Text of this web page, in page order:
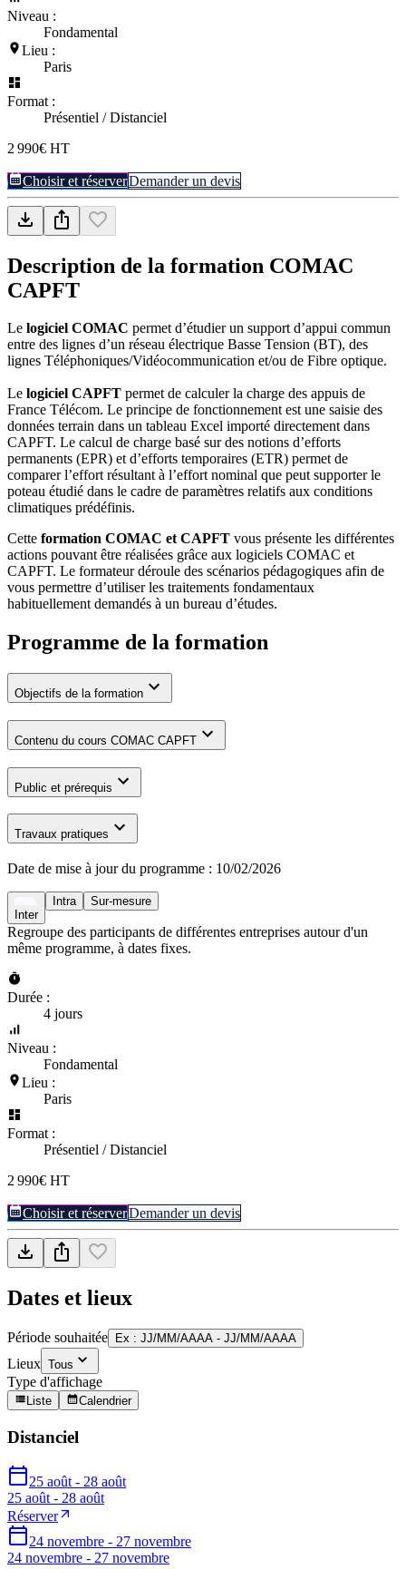
Niveau :
Fondamental
Lieu :
Paris
Format :
Présentiel / Distanciel
2 990€ HT
Choisir et réserverDemander un devis
Description de la formation COMAC
CAPFT
Le logiciel COMAC permet d’étudier un support d’appui commun
entre des lignes d’un réseau électrique Basse Tension (BT), des
lignes Téléphoniques/Vidéocommunication et/ou de Fibre optique.
Le logiciel CAPFT permet de calculer la charge des appuis de
France Télécom. Le principe de fonctionnement est une saisie des
données terrain dans un tableau Excel importé directement dans
CAPFT. Le calcul de charge basé sur des notions d’efforts
permanents (EPR) et d’efforts temporaires (ETR) permet de
comparer l’effort résultant à l’effort nominal que peut supporter le
poteau étudié dans le cadre de paramètres relatifs aux conditions
climatiques prédéfinis.
Cette formation COMAC et CAPFT vous présente les différentes
actions pouvant être réalisées grâce aux logiciels COMAC et
CAPFT. Le formateur déroule des scénarios pédagogiques afin de
vous permettre d’utiliser les traitements fondamentaux
habituellement demandés à un bureau d’études.
Programme de la formation
Objectifs de la formation
Contenu du cours COMAC CAPFT
Public et prérequis
Travaux pratiques
Date de mise à jour du programme : 10/02/2026
Inter
Intra Sur-mesure
Regroupe des participants de différentes entreprises autour d'un
même programme, à dates fixes.
Durée :
4 jours
Niveau :
Fondamental
Lieu :
Paris
Format :
Présentiel / Distanciel
2 990€ HT
Choisir et réserverDemander un devis
Dates et lieux
Période souhaitée Ex : JJ/MM/AAAA - JJ/MM/AAAA
Lieux Tous
Type d'affichage
Liste Calendrier
Distanciel
25 août - 28 août
25 août - 28 août
Réserver
24 novembre - 27 novembre
24 novembre - 27 novembre